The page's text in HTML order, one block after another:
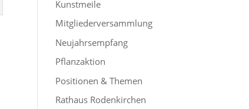
Kunstmeile
Mitgliederversammlung
Neujahrsempfang
Pflanzaktion
Positionen & Themen
Rathaus Rodenkirchen